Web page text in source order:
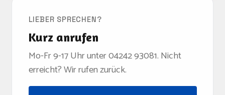
LIEBER SPRECHEN?
Kurz anrufen
Mo-Fr 9-17 Uhr unter 04242 93081. Nicht
erreicht? Wir rufen zurück.